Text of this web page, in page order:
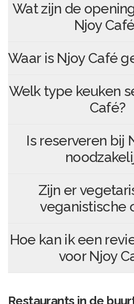
Wat zijn de
Njoy Café
Waar is Njoy Café
Welk type keuken
Café?
Is reserveren bij
Zijn er
veganistische
Hoe kan ik een
voor Njoy
Restaurants in de